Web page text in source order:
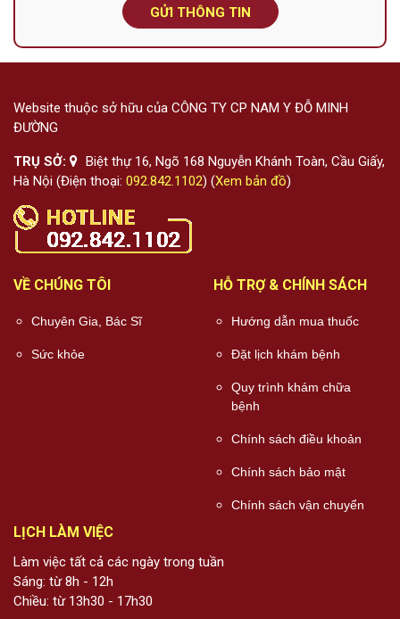
GỬI THÔNG TIN
Website thuộc sở hữu của CÔNG TY CP NAM Y ĐỖ MINH
ĐƯỜNG
TRỤ SỞ:
Biệt thự 16, Ngõ 168 Nguyễn Khánh Toàn, Cầu Giấy,
Hà Nội (Điện thoại: 092.842.1102) (Xem bản đồ)
VỀ CHÚNG TÔI
Chuyên Gia, Bác Sĩ
Sức khỏe
HỖ TRỢ & CHÍNH SÁCH
Hướng dẫn mua thuốc
Đặt lịch khám bệnh
Quy trình khám chữa
bệnh
Chính sách điều khoản
Chính sách bảo mật
Chính sách vận chuyển
LỊCH LÀM VIỆC
Làm việc tất cả các ngày trong tuần
Sáng: từ 8h - 12h
Chiều: từ 13h30 - 17h30